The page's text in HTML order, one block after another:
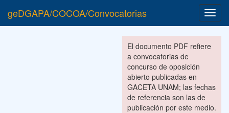
geDGAPA/COCOA/Convocatorias
El documento PDF refiere
a convocatorias de
concurso de oposición
abierto publicadas en
GACETA UNAM; las fechas
de referencia son las de
publicación por este medio.